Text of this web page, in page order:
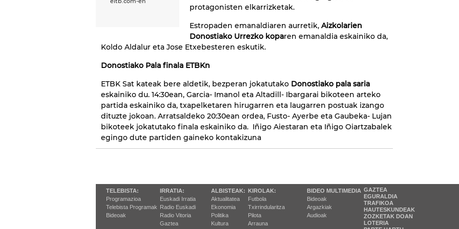
protagonisten elkarrizketak.
Estropaden emanaldiaren aurretik, Aizkolarien
Donostiako Urrezko koparen emanaldia eskainiko da,
Koldo Aldalur eta Jose Etxebesteren eskutik.
Donostiako Pala finala ETBKn
ETBK Sat kateak bere aldetik, bezperan jokatutako Donostiako pala saria
eskainiko du. 14:30ean, Garcia- Imanol eta Altadill- Ibargarai bikoteen arteko
partida eskainiko da, txapelketaren hirugarren eta laugarren postuak izango
dituzte jokoan. Arratsaldeko 20:30ean ordea, Fusto- Ayerbe eta Gaubeka- Lujan
bikoteek jokatutako finala eskainiko da. Iñigo Aiestaran eta Iñigo Oiartzabalek
egingo dute partiden gaineko kontakizuna
TELEBISTA:
Programazioa
Telebista Programak
Bideoak
IRRATIA:
Euskadi Irratia
Radio Euskadi
Radio Vitoria
Gaztea
ALBISTEAK:
Aktualitatea
Ekonomia
Politika
Kultura
KIROLAK:
Futbola
Txirrindularitza
Pilota
Arrauna
BIDEO MULTIMEDIA
Bideoak
Argazkiak
Audioak
GAZTEA
EGURALDIA
TRAFIKOA
HAUTESKUNDEAK
ZOZKETAK DOAN
LOTERIA